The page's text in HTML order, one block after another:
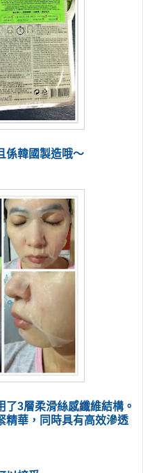
係韓國製造哦～
3層柔滑絲感纖維結構。
精華，同時具有高效滲透